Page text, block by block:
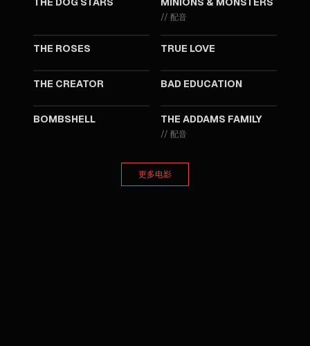
// 配音
THE ROSES TRUE LOVE
THE CREATOR BAD EDUCATION
BOMBSHELL THE ADDAMS FAMILY
// 配音
更多电影